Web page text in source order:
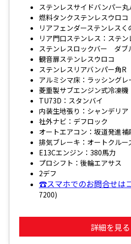
ステンレスサイドバンパー
燃料タンクステンレスウ
リアフェンダーステンレスく
リア門口ステンレス：ステン
ステンレスロックバー ダブ
観音扉ステンレスウロコ
ステンレスリアバンパー角R
アルミシマ床：ラッシングレ
菱重製サブエンジン式冷凍機
TU73D：スタンバイ
内装生地張り：シャンデリア
社外ナビ：デフロック
オートエアコン：坂道発進補
排気ブレーキ：オートクルー
E13Cエンジン：380馬力
プロシフト：後輪エアサス
2デフ
☎スマホでのお問合せは
7200)
詳細を見る